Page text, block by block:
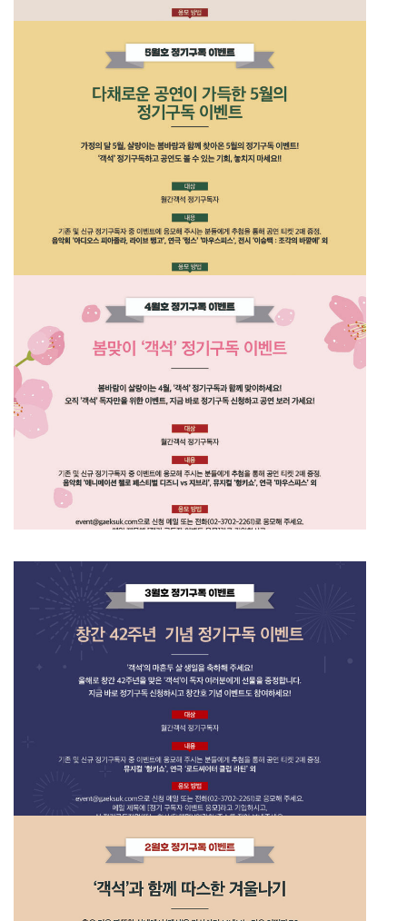
26년 7월호 정기구독 이벤트
26년 6월호 정기구독 이벤트
2026년 5월호 정기구독 이벤트
26년 4월호 정기구독 이벤트